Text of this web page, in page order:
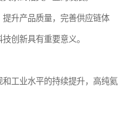
升产品质量，完善供应链体
创新具有重要意义。
工业水平的持续提升，高纯氦